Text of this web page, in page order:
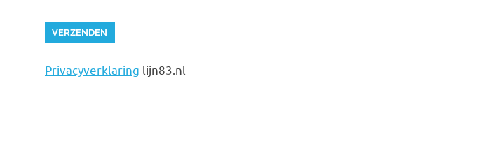
Privacyverklaring lijn83.nl